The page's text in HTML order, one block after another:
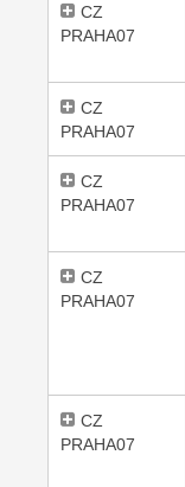
CZ
PRAHA07
CZ
PRAHA07
CZ
PRAHA07
CZ
PRAHA07
CZ
PRAHA07